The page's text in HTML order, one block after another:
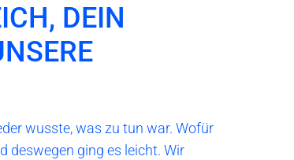
DEIN
wusste, was zu tun war. Wofür
deswegen ging es leicht. Wir